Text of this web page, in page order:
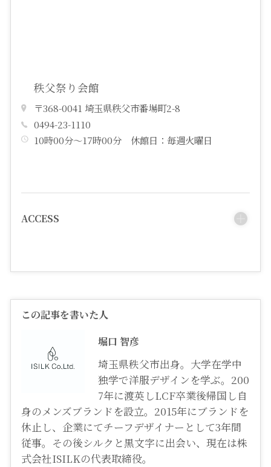
秩父祭り会館
〒368-0041 埼玉県秩父市番場町2-8
0494-23-1110
10時00分～17時00分 休館日：毎週火曜日
ACCESS
この記事を書いた人
堀口 智彦
埼玉県秩父市出身。大学在学中
独学で洋服デザインを学ぶ。200
7年に渡英しLCF卒業後帰国し自
身のメンズブランドを設立。2015年にブランドを
休止し、企業にてチーフデザイナーとして3年間
従事。その後シルクと黒文字に出会い、現在は株
式会社ISILKの代表取締役。